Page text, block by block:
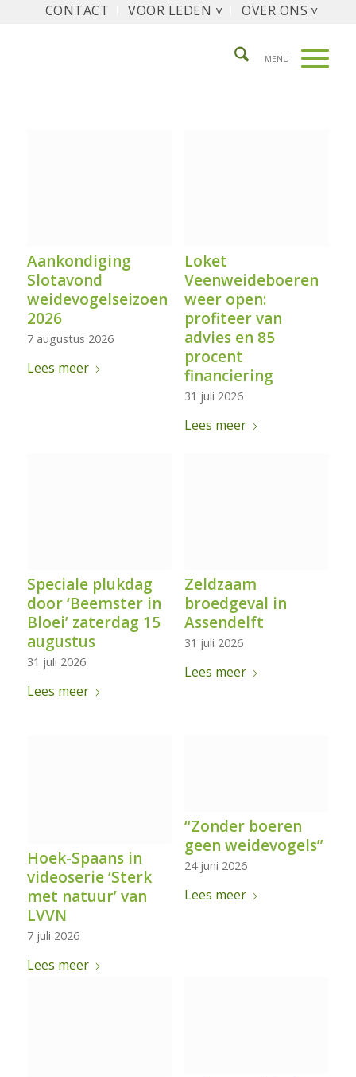
CONTACT VOOR LEDEN ˅ OVER ONS ˅
Aankondiging
Slotavond
weidevogelseizoen
2026
7 augustus 2026
Lees meer
Loket
Veenweideboeren
weer open:
profiteer van
advies en 85
procent
financiering
31 juli 2026
Lees meer
Speciale plukdag
door ‘Beemster in
Bloei’ zaterdag 15
augustus
31 juli 2026
Lees meer
Zeldzaam
broedgeval in
Assendelft
31 juli 2026
Lees meer
Hoek-Spaans in
videoserie ‘Sterk
met natuur’ van
LVVN
7 juli 2026
Lees meer
“Zonder boeren
geen weidevogels”
24 juni 2026
Lees meer